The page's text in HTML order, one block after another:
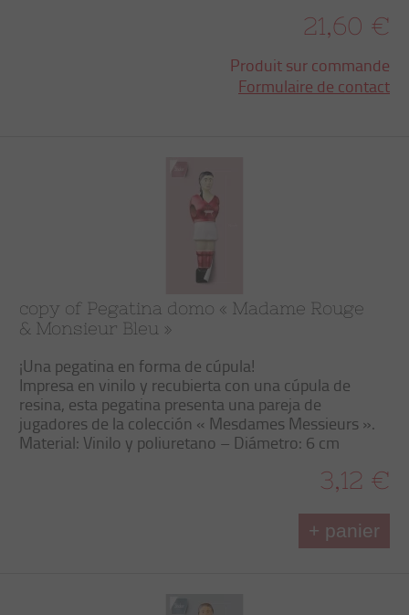
21,60 €
Produit sur commande
Formulaire de contact
copy of Pegatina domo « Madame Rouge
& Monsieur Bleu »
¡Una pegatina en forma de cúpula!
Impresa en vinilo y recubierta con una cúpula de
resina, esta pegatina presenta una pareja de
jugadores de la colección « Mesdames Messieurs ».
Material: Vinilo y poliuretano – Diámetro: 6 cm
3,12 €
+ panier